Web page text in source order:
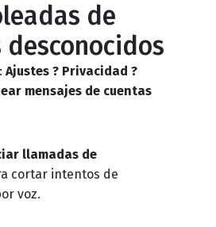
de
desconocidos
Ajustes ? Privacidad ?
mensajes de cuentas
llamadas de
cortar intentos de
voz.